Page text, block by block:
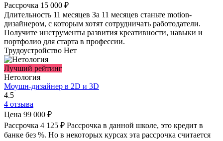
Рассрочка 15 000 ₽
Длительность 11 месяцев За 11 месяцев станьте motion-
дизайнером, с которым хотят сотрудничать работодатели.
Получите инструменты развития креативности, навыки и
портфолио для старта в профессии.
Трудоустройство Нет
Лучший рейтинг
Нетология
Моушн-дизайнер в 2D и 3D
4.5
4 отзыва
Цена 99 000 ₽
Рассрочка 4 125 ₽ Рассрочка в данной школе, это кредит в
банке без %. Но в некоторых курсах эта рассрочка считается